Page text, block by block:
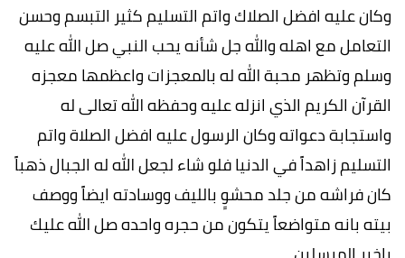
وكان عليه افضل الصلاك واتم التسليم كثير التبسم وحسن
التعامل مع اهله والله جل شأنه يحب النبي صل الله عليه
وسلم وتظهر محبة الله له بالمعجزات واعظمها معجزه
القرآن الكريم الذي انزله عليه وحفظه الله تعالى له
واستجابة دعواته وكان الرسول عليه افضل الصلاة واتم
التسليم زاهداََ في الدنيا فلو شاء لجعل الله له الجبال ذهباََ
‏كان فراشه من جلد ‏محشوٍ بالليف ‏ووسادته ايضاََ ووصف
بيته بانه متواضعاََ يتكون من حجره واحده صل الله عليك